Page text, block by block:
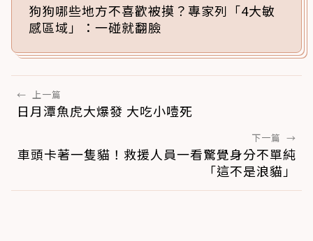
狗狗哪些地方不喜歡被摸？專家列「4大敏
感區域」：一碰就翻臉
← 上一篇
日月潭魚虎大爆發 大吃小噎死
下一篇 →
車頭卡著一隻貓！救援人員一看驚覺身分不單純
「這不是浪貓」